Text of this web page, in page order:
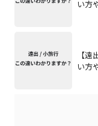
い方
【
い方